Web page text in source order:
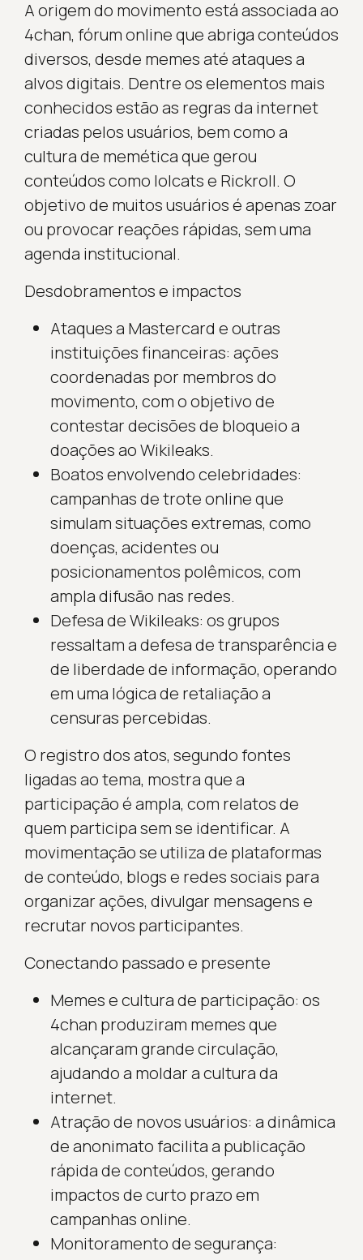
A origem do movimento está associada ao
4chan, fórum online que abriga conteúdos
diversos, desde memes até ataques a
alvos digitais. Dentre os elementos mais
conhecidos estão as regras da internet
criadas pelos usuários, bem como a
cultura de memética que gerou
conteúdos como lolcats e Rickroll. O
objetivo de muitos usuários é apenas zoar
ou provocar reações rápidas, sem uma
agenda institucional.
Desdobramentos e impactos
Ataques a Mastercard e outras
instituições financeiras: ações
coordenadas por membros do
movimento, com o objetivo de
contestar decisões de bloqueio a
doações ao Wikileaks.
Boatos envolvendo celebridades:
campanhas de trote online que
simulam situações extremas, como
doenças, acidentes ou
posicionamentos polêmicos, com
ampla difusão nas redes.
Defesa de Wikileaks: os grupos
ressaltam a defesa de transparência e
de liberdade de informação, operando
em uma lógica de retaliação a
censuras percebidas.
O registro dos atos, segundo fontes
ligadas ao tema, mostra que a
participação é ampla, com relatos de
quem participa sem se identificar. A
movimentação se utiliza de plataformas
de conteúdo, blogs e redes sociais para
organizar ações, divulgar mensagens e
recrutar novos participantes.
Conectando passado e presente
Memes e cultura de participação: os
4chan produziram memes que
alcançaram grande circulação,
ajudando a moldar a cultura da
internet.
Atração de novos usuários: a dinâmica
de anonimato facilita a publicação
rápida de conteúdos, gerando
impactos de curto prazo em
campanhas online.
Monitoramento de segurança: